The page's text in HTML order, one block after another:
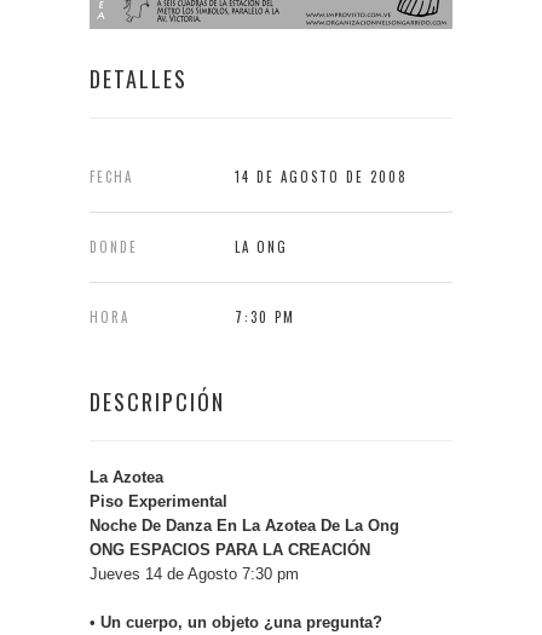
DETALLES
FECHA 14 DE AGOSTO DE 2008
DONDE LA ONG
HORA 7:30 PM
DESCRIPCIÓN
La Azotea
Piso Experimental
Noche De Danza En La Azotea De La Ong
ONG ESPACIOS PARA LA CREACIÓN
Jueves 14 de Agosto 7:30 pm
• Un cuerpo, un objeto ¿una pregunta?